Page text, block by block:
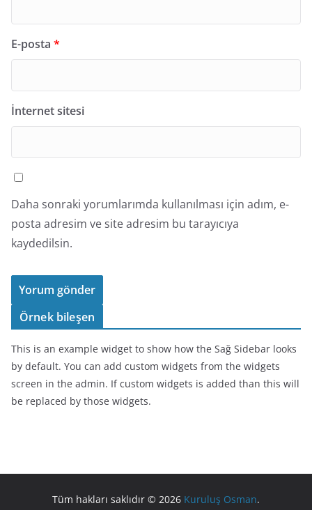
E-posta *
İnternet sitesi
Daha sonraki yorumlarımda kullanılması için adım, e-
posta adresim ve site adresim bu tarayıcıya
kaydedilsin.
Örnek bileşen
This is an example widget to show how the Sağ Sidebar looks
by default. You can add custom widgets from the widgets
screen in the admin. If custom widgets is added than this will
be replaced by those widgets.
Tüm hakları saklıdır © 2026 Kuruluş Osman.